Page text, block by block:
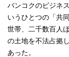
バンコクのビジネ
いうひとつの「共
世帯、二千数百人
の土地を不法占拠
あった。